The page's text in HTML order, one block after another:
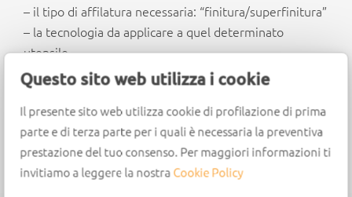
Questo sito web utilizza i cookie
Il presente sito web utilizza cookie di profilazione di prima
parte e di terza parte per i quali è necessaria la preventiva
prestazione del tuo consenso. Per maggiori informazioni ti
invitiamo a leggere la nostraCookie Policy
– il tipo di affilatura necessaria: “finitura/superfinitura”
– la tecnologia da applicare a quel determinato
utensile
– quanto diamante è necessario asportare per ridare
nuova vita al tagliente